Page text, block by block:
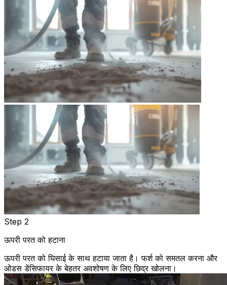
Step 2
ऊपरी परत को हटाना
ऊपरी परत को घिसाई के साथ हटाया जाता है। फर्श को समतल करना और
ओडस डेंसिफायर के बेहतर अवशोषण के लिए छिद्र खोलना।